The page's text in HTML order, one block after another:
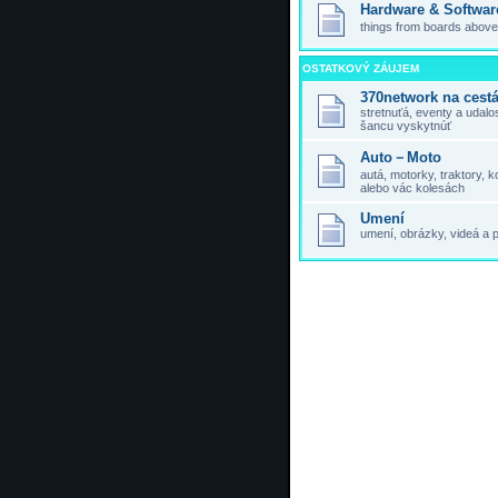
Hardware &
things from boards
OSTATKOVÝ ZÁUJEM
370network na
stretnuťá, eventy a
šancu vyskytnúť
Auto－Moto
autá, motorky, traktory,
alebo vác kolesách
Umení
umení, obrázky, videá a